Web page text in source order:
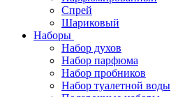
Спрей
Шариковый
Наборы
Набор духов
Набор парфюма
Набор пробников
Набор туалетной воды